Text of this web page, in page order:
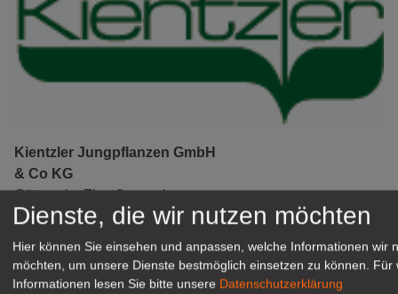
Kientzler Jungpflanzen GmbH
& Co KG
Gärtner im Zierpflanzenbau
(Geselle/Meister/Techniker)
Gensingen
zur Stellenanzeige
Dienste, die wir nutzen möchten
Hier können Sie einsehen und anpassen, welche Informationen wir
möchten, um unsere Dienste bestmöglich einsetzen zu können.
Für
Informationen lesen Sie bitte unsere Datenschutzerklärung